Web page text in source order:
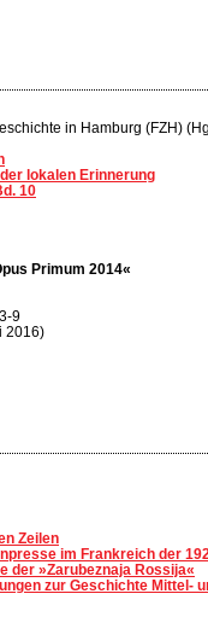
in Hamburg (FZH)
lokalen Erinnerung
10
Primum 2014«
9
2016)
Zeilen
im Frankreich der
der »Zarubeznaja Rossija«
zur Geschichte Mittel-